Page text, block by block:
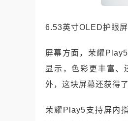
6.53英寸OLED护眼
屏幕方面，荣耀
显示，色彩更丰富
外，这块屏幕还获得
荣耀Play5支持屏内